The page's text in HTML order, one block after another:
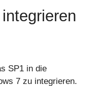
SP1 in die
7 zu integrieren.